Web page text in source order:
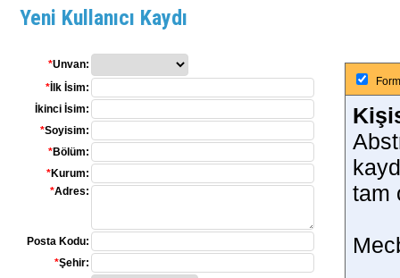
Yeni Kullanıcı Kaydı
*Unvan:
* İlk İsim:
İkinci İsim:
*Soyisim:
*Bölüm:
*Kurum:
*Adres:
Posta Kodu:
*Şehir:
tam